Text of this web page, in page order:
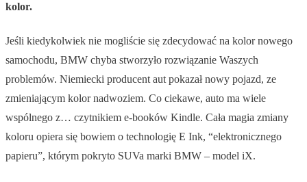
kolor.
Jeśli kiedykolwiek nie mogliście się zdecydować na kolor nowego
samochodu, BMW chyba stworzyło rozwiązanie Waszych
problemów. Niemiecki producent aut pokazał nowy pojazd, ze
zmieniającym kolor nadwoziem. Co ciekawe, auto ma wiele
wspólnego z… czytnikiem e-booków Kindle. Cała magia zmiany
koloru opiera się bowiem o technologię E Ink, “elektronicznego
papieru”, którym pokryto SUVa marki BMW – model iX.